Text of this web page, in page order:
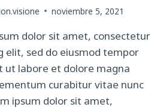
noviembre 5, 2021
dolor sit amet, consectetur
elit, sed do eiusmod tempor
ut labore et dolore magna
curabitur vitae nunc
ipsum dolor sit amet,